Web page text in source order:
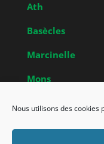
Nous utilisons des
Ath
Basècles
Marcinelle
Mons
Obrecheuil